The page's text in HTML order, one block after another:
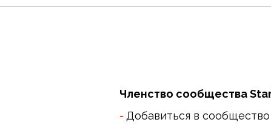
Членство сообщества
- Добавиться в сообщество